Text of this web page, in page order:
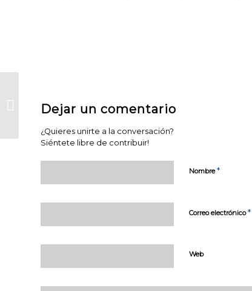
Dejar un comentario
¿Quieres unirte a la conversación?
Siéntete libre de contribuir!
Nombre*
Correo electrónico*
Web
de reforma de la Ley General de
Derechos de...
COOKIES
nuestra
página web
defecto.
técnicas son